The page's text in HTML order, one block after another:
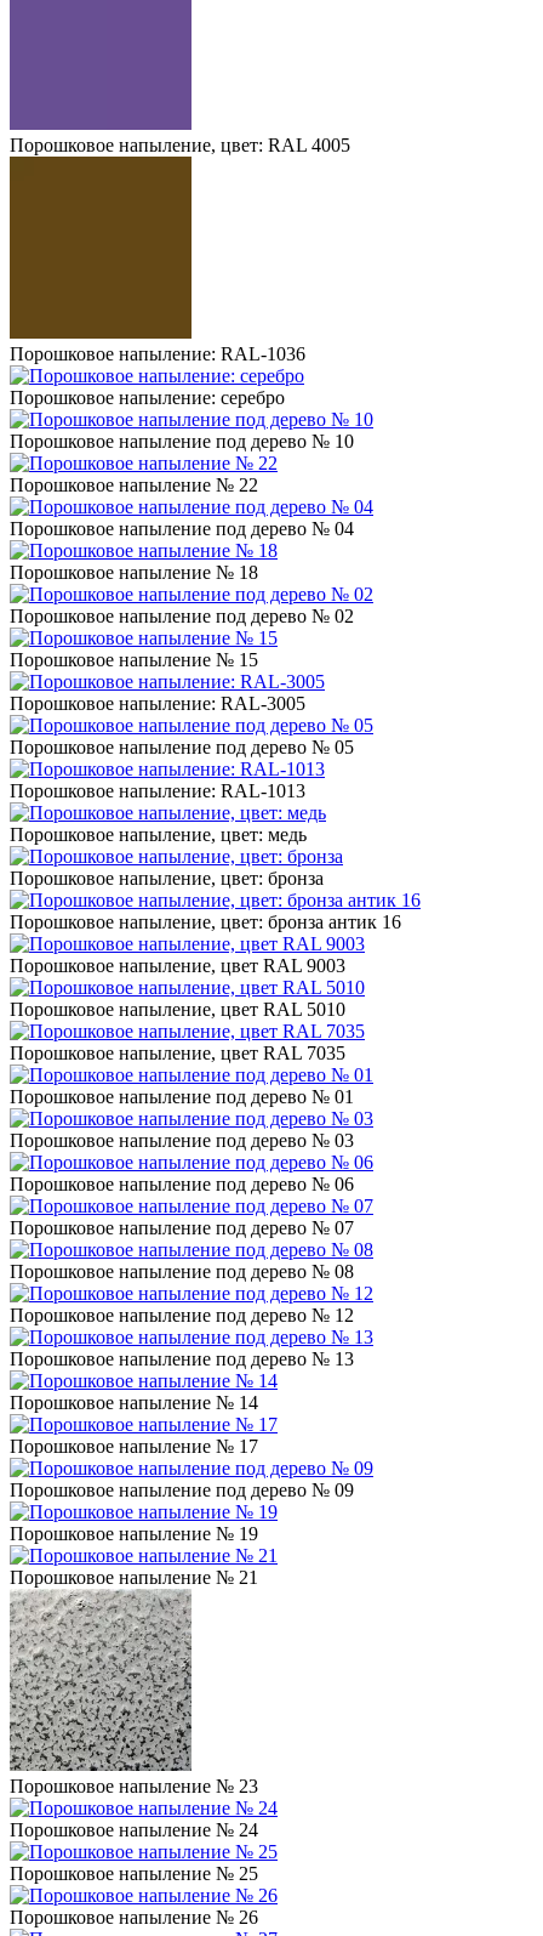
Порошковое напыление, цвет: RAL 4005
Порошковое напыление: RAL-1036
Порошковое напыление: серебро
Порошковое напыление под дерево № 10
Порошковое напыление № 22
Порошковое напыление под дерево № 04
Порошковое напыление № 18
Порошковое напыление под дерево № 02
Порошковое напыление № 15
Порошковое напыление: RAL-3005
Порошковое напыление под дерево № 05
Порошковое напыление: RAL-1013
Порошковое напыление, цвет: медь
Порошковое напыление, цвет: бронза
Порошковое напыление, цвет: бронза антик 16
Порошковое напыление, цвет RAL 9003
Порошковое напыление, цвет RAL 5010
Порошковое напыление, цвет RAL 7035
Порошковое напыление под дерево № 01
Порошковое напыление под дерево № 03
Порошковое напыление под дерево № 06
Порошковое напыление под дерево № 07
Порошковое напыление под дерево № 08
Порошковое напыление под дерево № 12
Порошковое напыление под дерево № 13
Порошковое напыление № 14
Порошковое напыление № 17
Порошковое напыление под дерево № 09
Порошковое напыление № 19
Порошковое напыление № 21
Порошковое напыление № 23
Порошковое напыление № 24
Порошковое напыление № 25
Порошковое напыление № 26